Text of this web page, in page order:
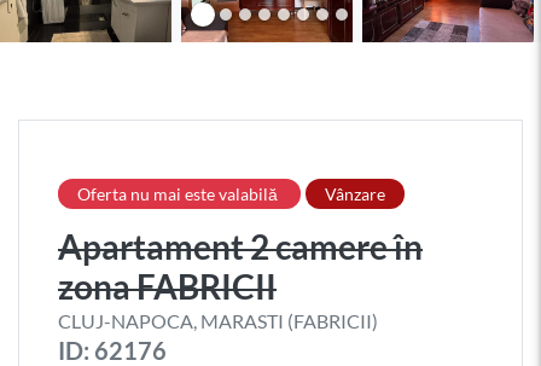
Oferta nu mai este valabilă Vânzare
Apartament 2 camere în
zona FABRICII
CLUJ-NAPOCA, MARASTI (FABRICII)
ID: 62176